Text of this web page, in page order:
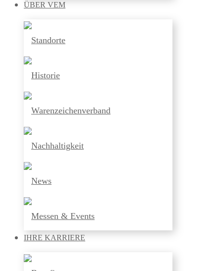
ÜBER VEM
Standorte
Historie
Warenzeichenverband
Nachhaltigkeit
News
Messen & Events
IHRE KARRIERE